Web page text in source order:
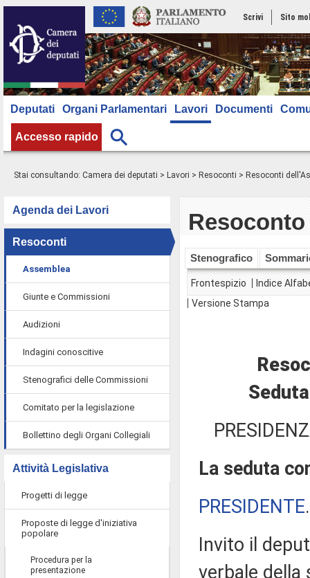
Scrivi Sito
Deputati Organi Parlamentari Lavori Documenti
Accesso rapido
Stai consultando: Camera dei deputati > Lavori > Resoconti > Resoconti
Agenda dei Lavori
Resoconti
Assemblea
Giunte e Commissioni
Audizioni
Indagini conoscitive
Stenografici delle Commissioni
Comitato per la legislazione
Bollettino degli Organi Collegiali
Attività Legislativa
Progetti di legge
Proposte di legge d'iniziativa
popolare
Procedura per la
presentazione
Stenografico
Frontespizio
Indice
Versione Stampa
La seduta
PRESIDENTE
Invito il
verbale della